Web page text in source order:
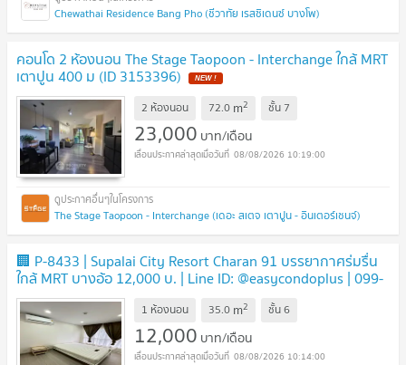
Chewathai Residence Bang Pho (ชีวาทัย เรสซิเดนซ์ บางโพ)
คอนโด 2 ห้องนอน The Stage Taopoon - Interchange ใกล้ MRT
เตาปูน 400 ม (ID 3153396) NEW !
2 ห้องนอน 72.0 m2 ชั้น 7
23,000 บาท/เดือน
08/08/2026 10:19:00
The Stage Taopoon - Interchange (เดอะ สเตจ เตาปูน - อินเตอร์เชนจ์)
🏢 P-8433 | Supalai City Resort Charan 91 บรรยากาศร่มรื่น
ใกล้ MRT บางอ้อ 12,000 บ. | Line ID: @easycondoplus | 099-
229-6397 UPDATE !
1 ห้องนอน 35.0 m2 ชั้น6
12,000 บาท/เดือน
08/08/2026 10:14:00